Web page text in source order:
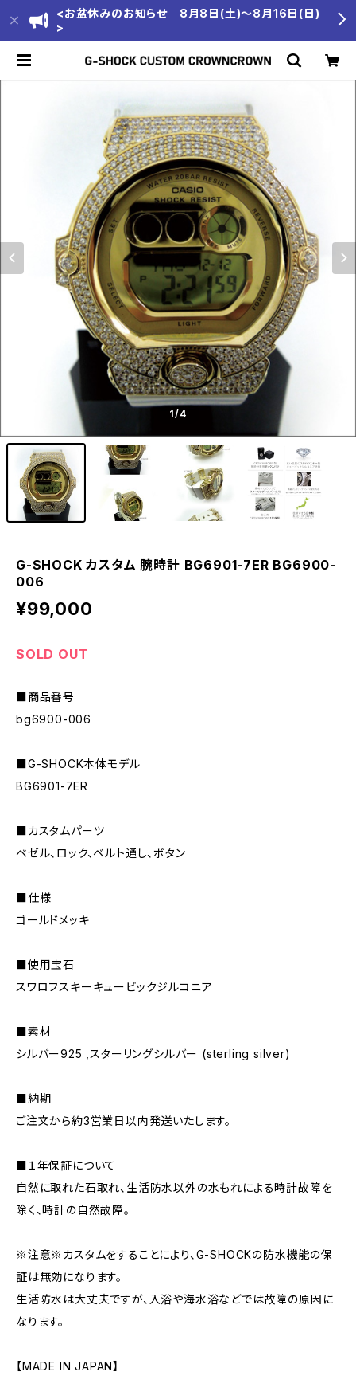
<お盆休みのお知らせ 8月8日(土)～8月16日(日)
>
1/4
G-SHOCK カスタム 腕時計 BG6901-7ER BG6900-
006
¥99,000
SOLD OUT
■商品番号
bg6900-006
■G-SHOCK本体モデル
BG6901-7ER
■カスタムパーツ
ベゼル、ロック、ベルト通し、ボタン
■仕様
ゴールドメッキ
■使用宝石
スワロフスキーキュービックジルコニア
■素材
シルバー925 ,スターリングシルバー (sterling silver)
■納期
ご注文から約3営業日以内発送いたします。
■１年保証について
自然に取れた石取れ、生活防水以外の水もれによる時計故障を
除く、時計の自然故障。
※注意※カスタムをすることにより、G-SHOCKの防水機能の保
証は無効になります。
生活防水は大丈夫ですが、入浴や海水浴などでは故障の原因に
なります。
【MADE IN JAPAN】